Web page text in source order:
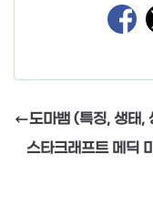
도마뱀 (특징, 생태,
스타크래프트 메딕